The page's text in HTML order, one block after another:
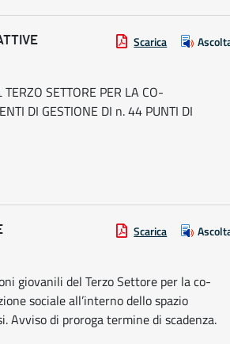
Scarica
SETTORE PER LA CO-
DI GESTIONE DI n. 44 PUNTI DI
Scarica
giovanili del Terzo Settore per la co-
sociale all’interno dello spazio
Avviso di proroga termine di scadenza.